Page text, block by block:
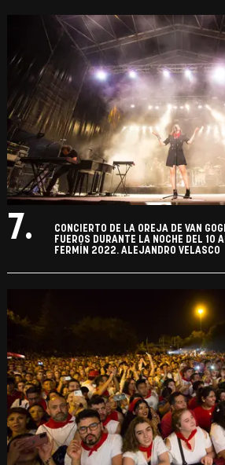
7.
CONCIERTO DE LA OREJA DE VAN
FUEROS DURANTE LA NOCHE DEL 10
FERMÍN 2022. ALEJANDRO VELASCO